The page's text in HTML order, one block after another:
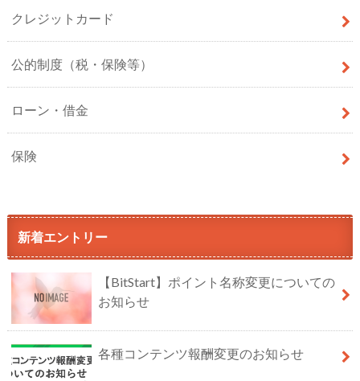
クレジットカード
公的制度（税・保険等）
ローン・借金
保険
新着エントリー
【BitStart】ポイント名称変更についての
お知らせ
各種コンテンツ報酬変更のお知らせ